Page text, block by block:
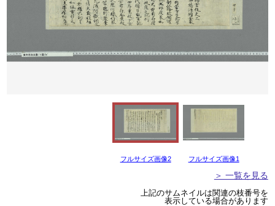
フルサイズ画像2 フルサイズ画像1
＞ 一覧を見る
上記のサムネイルは関連の枝番号を
表示している場合があります